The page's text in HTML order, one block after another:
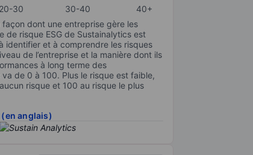
20-30 30-40
40+
dont une entreprise gère les
de risque ESG de Sustainalytics est
identifier et à comprendre les risques
de l’entreprise et la manière dont ils
à long terme des
de 0 à 100. Plus le risque est faible,
risque et 100 au risque le plus
anglais)